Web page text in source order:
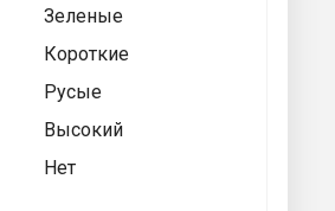
Зеленые
Короткие
Русые
Высокий
Нет